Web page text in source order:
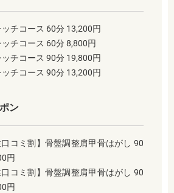
ッチコース 60分 13,200円
ッチコース 60分 8,800円
ッチコース 90分 19,800円
ッチコース 90分 13,200円
ン
口コミ割】骨盤調整肩甲骨はがし 90
円
口コミ割】骨盤調整肩甲骨はがし 90
円